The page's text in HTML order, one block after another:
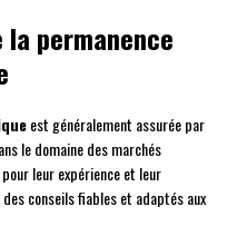
permanence
est généralement assurée par
le domaine des marchés
leur expérience et leur
conseils fiables et adaptés aux